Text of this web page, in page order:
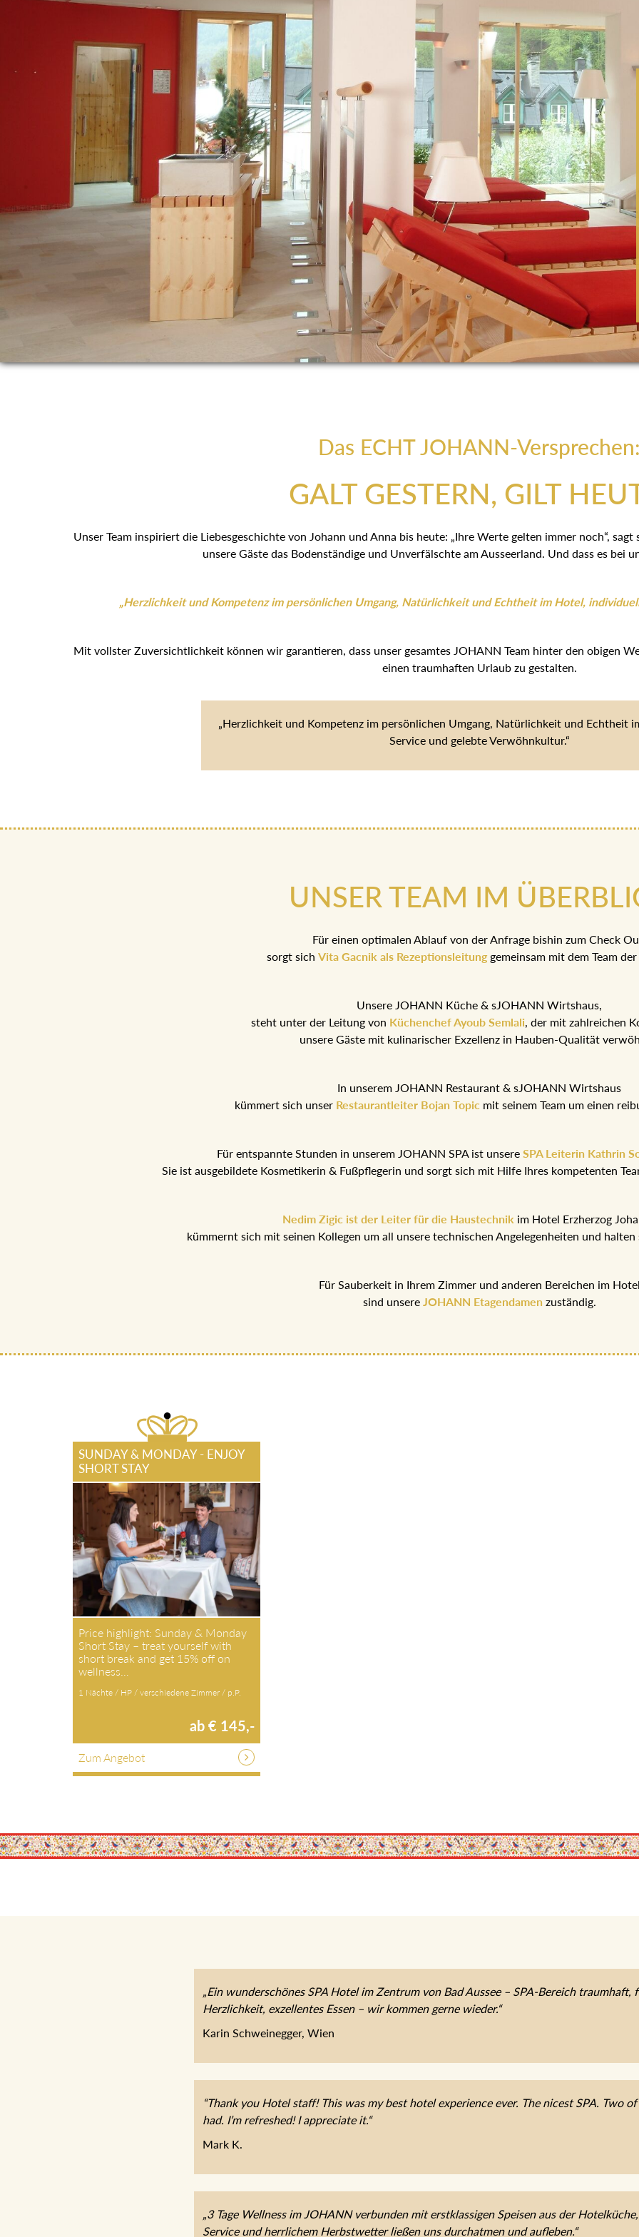
Das ECHT JOHANN-
GALT GESTERN, GILT
Unser Team inspiriert die Liebesgeschichte von Johann und Anna bis heute: „Ihre Werte gelten immer noch“,
unsere Gäste das Bodenständige und Unverfälschte am Ausseerland. Und dass es bei
„Herzlichkeit und Kompetenz im persönlichen Umgang, Natürlichkeit und Echtheit im Hotel,
Mit vollster Zuversichtlichkeit können wir garantieren, dass unser gesamtes JOHANN Team hinter den obigen
einen traumhaften Urlaub zu gestalten.
„Herzlichkeit und Kompetenz im persönlichen Umgang, Natürlichkeit und Echtheit
Service und gelebte Verwöhnkultur.“
UNSER TEAM IM
Für einen optimalen Ablauf von der Anfrage bishin zum Check
sorgt sich Vita Gacnik als Rezeptionsleitunggemeinsam mit dem Team
Unsere JOHANN Küche & sJOHANN Wirtshaus,
steht unter der Leitung von Küchenchef Ayoub Semlali, der mit zahlreichen
unsere Gäste mit kulinarischer Exzellenz in Hauben-Qualität
In unserem JOHANN Restaurant & sJOHANN Wirtshaus
kümmert sich unser Restaurantleiter Bojan Topic mit seinem Team um einen
Für entspannte Stunden in unserem JOHANN SPA ist unsere SPA Leiterin Kathrin
Sie ist ausgebildete Kosmetikerin & Fußpflegerin und sorgt sich mit Hilfe Ihres kompetenten
Nedim Zigic ist der Leiter für die Haustechnik im Hotel Erzherzog
kümmernt sich mit seinen Kollegen um all unsere technischen Angelegenheiten und
Für Sauberkeit in Ihrem Zimmer und anderen Bereichen im
sind unsereJOHANN Etagendamen zuständig.
SUNDAY & MONDAY - ENJOY
SHORT STAY
Price highlight: Sunday & Monday
Short Stay – treat yourself with
short break and get 15% off on
wellness…
1 Nächte / HP / verschiedene Zimmer / p.P.
ab € 145,-
Zum Angebot
„Ein wunderschönes SPA Hotel im Zentrum von Bad Aussee – SPA-Bereich traumhaft,
Herzlichkeit, exzellentes Essen – wir kommen gerne wieder.“
Karin Schweinegger, Wien
“Thank you Hotel staff! This was my best hotel experience ever. The nicest SPA. Two of
had. I’m refreshed! I appreciate it.“
Mark K.
„3 Tage Wellness im JOHANN verbunden mit erstklassigen Speisen aus der
Service und herrlichem Herbstwetter ließen uns durchatmen und aufleben.“